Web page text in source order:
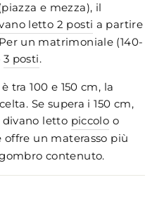
e mezza), il
letto 2 posti a partire
un matrimoniale (140-
3 posti.
tra 100 e 150 cm, la
Se supera i 150 cm,
divano letto piccolo o
offre un materasso più
contenuto.